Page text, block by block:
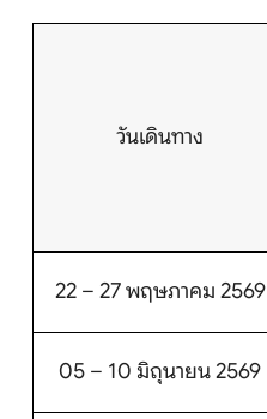
วันเดินทาง
22 – 27 พฤษภาคม 2569
05 – 10 มิถุนายน 2569